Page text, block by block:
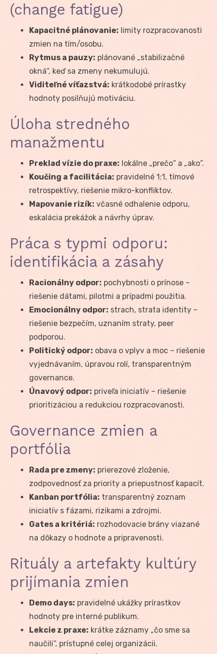
(change fatigue)
Kapacitné plánovanie: limity rozpracovanosti
zmien na tím/osobu.
Rytmus a pauzy: plánované „stabilizačné
okná“, keď sa zmeny nekumulujú.
Viditeľné víťazstvá: krátkodobé prírastky
hodnoty posilňujú motiváciu.
Úloha stredného
manažmentu
Preklad vízie do praxe: lokálne „prečo“ a „ako“.
Koučing a facilitácia: pravidelné 1:1, tímové
retrospektívy, riešenie mikro-konfliktov.
Mapovanie rizík: včasné odhalenie odporu,
eskalácia prekážok a návrhy úprav.
Práca s typmi odporu:
identifikácia a zásahy
Racionálny odpor: pochybnosti o prínose –
riešenie dátami, pilotmi a prípadmi použitia.
Emocionálny odpor: strach, strata identity –
riešenie bezpečím, uznaním straty, peer
podporou.
Politický odpor: obava o vplyv a moc – riešenie
vyjednávaním, úpravou rolí, transparentným
governance.
Únavový odpor: priveľa iniciatív – riešenie
prioritizáciou a redukciou rozpracovanosti.
Governance zmien a
portfólia
Rada pre zmeny: prierezové zloženie,
zodpovednosť za priority a priepustnosť kapacít.
Kanban portfólia: transparentný zoznam
iniciatív s fázami, rizikami a zdrojmi.
Gates a kritériá: rozhodovacie brány viazané
na dôkazy o hodnote a pripravenosti.
Rituály a artefakty kultúry
prijímania zmien
Demo days: pravidelné ukážky prírastkov
hodnoty pre interné publikum.
Lekcie z praxe: krátke záznamy „čo sme sa
naučili“, prístupné celej organizácii.